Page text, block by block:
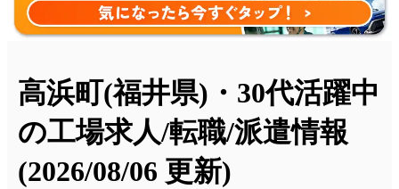
高浜町(福井県)・30代活躍中
の工場求人/転職/派遣情報
(2026/08/06 更新)